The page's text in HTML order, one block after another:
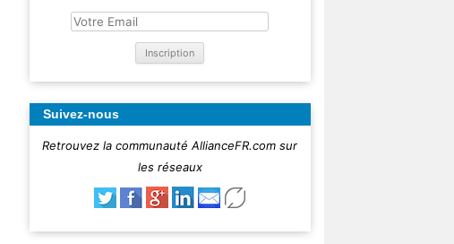
Suivez-nous
Retrouvez la communauté AllianceFR.com sur
les réseaux